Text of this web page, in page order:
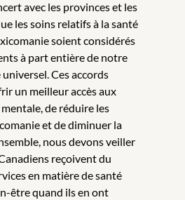
avec les provinces et les
les soins relatifs à la santé
soient considérés
à part entière de notre
Ces accords
un meilleur accès aux
de réduire les
et de diminuer la
nous devons veiller
reçoivent du
en matière de santé
être quand ils en ont